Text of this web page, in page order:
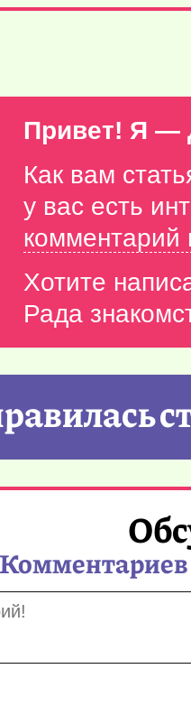
Привет! Я —
Как вам
у вас есть
комментарий
Хотите
Рада
Комментариев